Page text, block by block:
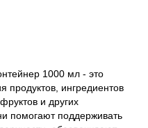
1000 мл - это
продуктов, ингредиентов
и других
помогают поддерживать